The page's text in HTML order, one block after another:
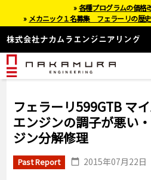
フェラーリ599GTB マ
エンジンの調子が悪い
ジン分解修理
Past Report 2015年07月22日
»各種プログラムの価格
» メカニック１名募集 フェラーリの歴